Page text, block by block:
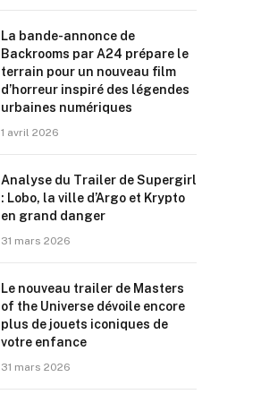
La bande-annonce de
Backrooms par A24 prépare le
terrain pour un nouveau film
d’horreur inspiré des légendes
urbaines numériques
1 avril 2026
Analyse du Trailer de Supergirl
: Lobo, la ville d’Argo et Krypto
en grand danger
31 mars 2026
Le nouveau trailer de Masters
of the Universe dévoile encore
plus de jouets iconiques de
votre enfance
31 mars 2026